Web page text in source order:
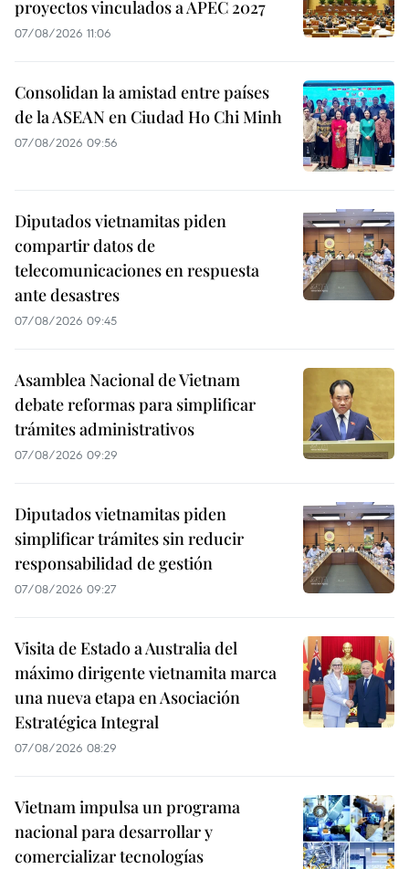
proyectos vinculados a APEC 2027
07/08/2026 11:06
Consolidan la amistad entre países
de la ASEAN en Ciudad Ho Chi Minh
07/08/2026 09:56
Diputados vietnamitas piden
compartir datos de
telecomunicaciones en respuesta
ante desastres
07/08/2026 09:45
Asamblea Nacional de Vietnam
debate reformas para simplificar
trámites administrativos
07/08/2026 09:29
Diputados vietnamitas piden
simplificar trámites sin reducir
responsabilidad de gestión
07/08/2026 09:27
Visita de Estado a Australia del
máximo dirigente vietnamita marca
una nueva etapa en Asociación
Estratégica Integral
07/08/2026 08:29
Vietnam impulsa un programa
nacional para desarrollar y
comercializar tecnologías